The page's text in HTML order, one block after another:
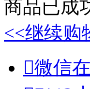
商品已成
<<继续购
微信